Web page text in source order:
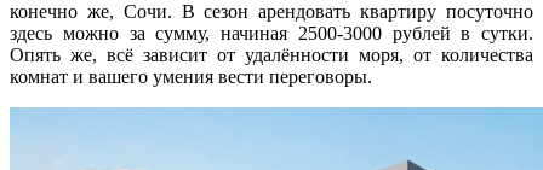
конечно же, Сочи. В сезон арендовать квартиру посуточно
здесь можно за сумму, начиная 2500-3000 рублей в сутки.
Опять же, всё зависит от удалённости моря, от количества
комнат и вашего умения вести переговоры.